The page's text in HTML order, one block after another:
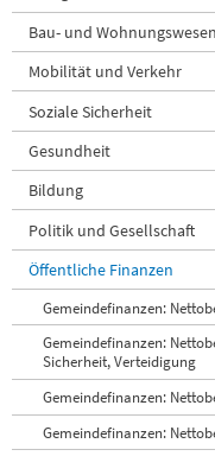
Bau- und Wohnungswesen
Mobilität und Verkehr
Soziale Sicherheit
Gesundheit
Bildung
Politik und Gesellschaft
Öffentliche Finanzen
Gemeindefinanzen:
Gemeindefinanzen:
Sicherheit, Verteidigung
Gemeindefinanzen:
Gemeindefinanzen: